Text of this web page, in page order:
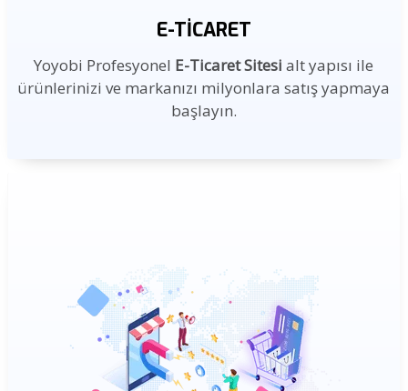
E-TICARET
Yoyobi Profesyonel E-Ticaret Sitesi alt yapısı ile
ürünlerinizi ve markanızı milyonlara satış yapmaya
başlayın.